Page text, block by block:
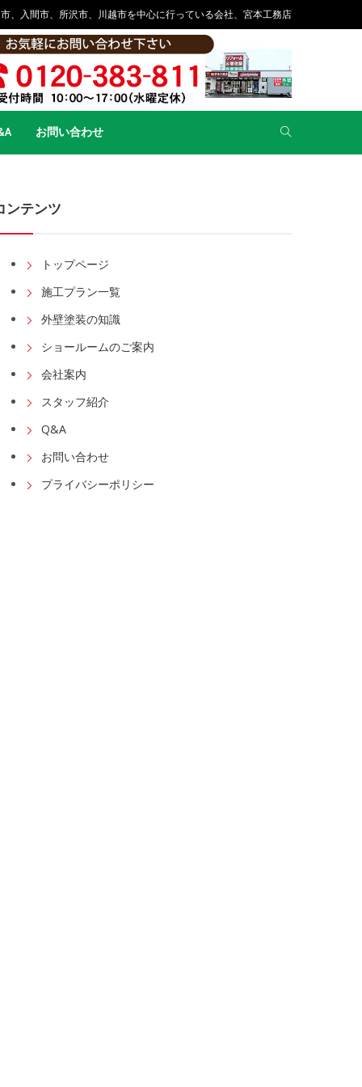
、入間市、所沢市、川越市を中心に行っている会社、宮本工務店
お問い合わせ
ンテンツ
トップページ
施工プラン一覧
外壁塗装の知識
ショールームのご案内
会社案内
スタッフ紹介
Q&A
お問い合わせ
プライバシーポリシー